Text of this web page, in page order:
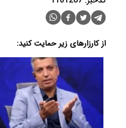
از کارزارهای زیر حمایت کنید: